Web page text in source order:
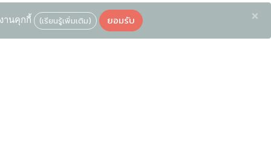
านคุกกี้ (เรียนรู้เพิ่มเติม) ยอมรับ ×